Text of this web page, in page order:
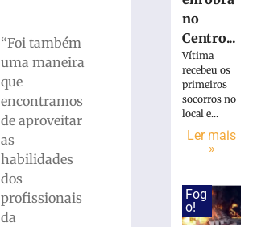
“Foi também
uma maneira
que
encontramos
de aproveitar
as
habilidades
dos
profissionais
da
Band
Brusque
homenageia
Aldo
Krieger
semana
no
Centro...
Vítima
recebeu os
primeiros
socorros no
local e...
Ler mais
»
Fog
o!